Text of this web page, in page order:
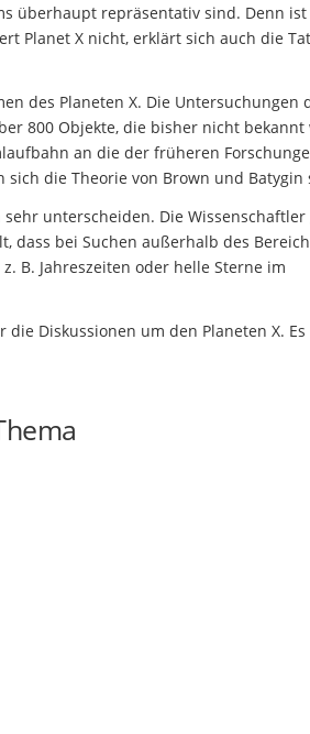
überhaupt repräsentativ sind. Denn ist
Planet X nicht, erklärt sich auch die
des Planeten X. Die Untersuchungen
800 Objekte, die bisher nicht bekannt
an die der früheren
die Theorie von Brown und Batygin
unterscheiden. Die Wissenschaftler
dass bei Suchen außerhalb des
B. Jahreszeiten oder helle Sterne im
Diskussionen um den Planeten X. Es